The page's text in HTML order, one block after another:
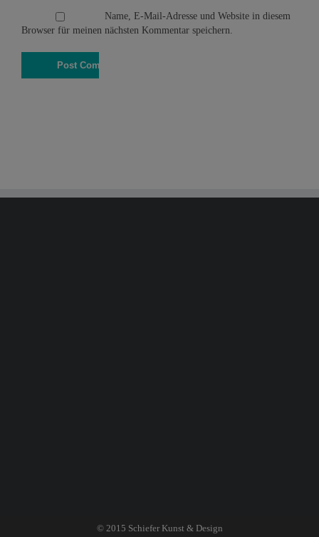
Name, E-Mail-Adresse und Website in diesem
Browser für meinen nächsten Kommentar speichern.
© 2015 Schiefer Kunst & Design